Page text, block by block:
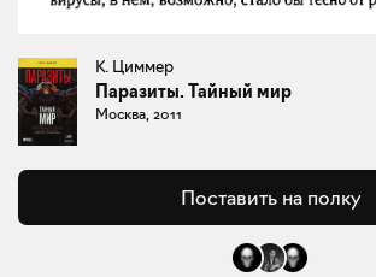
К. Циммер
Паразиты. Тайный мир
Москва, 2011
Поставить на полку